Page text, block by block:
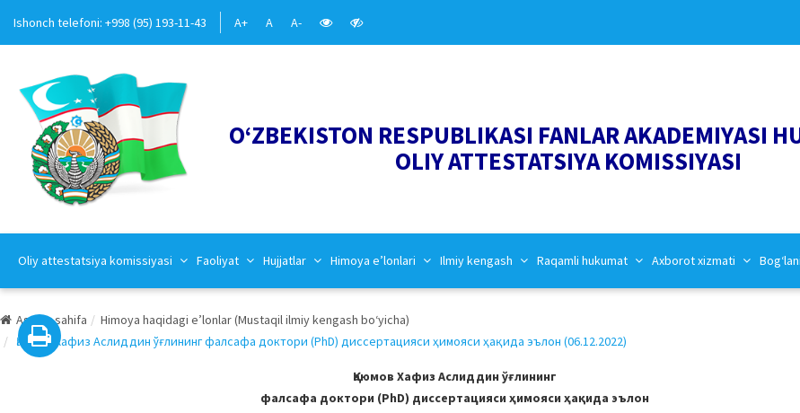
Ishonch telefoni: +998 (95) 193-11-43 A+ A A-
O‘ZBEKISTON RESPUBLIKASI FANLAR AKADEMIYASI
OLIY ATTESTATSIYA KOMISSIYASI
Oliy attestatsiya komissiyasi Faoliyat Hujjatlar Himoya e’lonlari Ilmiy kengash Raqamli hukumat Axborot xizmati
Asosiy sahifa
Himoya haqidagi e’lonlar (Mustaqil ilmiy kengash bo‘yicha)
Қаюмов Хафиз Аслиддин ўғлининг фалсафа доктори (PhD) диссертацияси ҳимояси ҳақида эълон (06.12.2022)
Қаюмов Хафиз Аслиддин ўғлининг
фалсафа доктори (PhD) диссертацияси ҳимояси ҳақида эълон